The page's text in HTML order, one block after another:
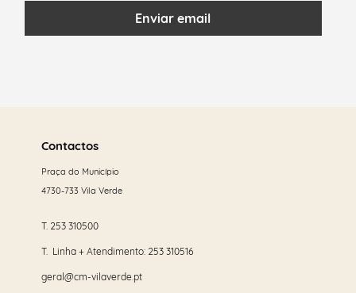
Categorias gerais
Enviar email
maisContactos
Praça do Município
4730-733 Vila Verde
T. 253 310500
T. Linha + Atendimento: 253 310516
geral@cm-vilaverde.pt